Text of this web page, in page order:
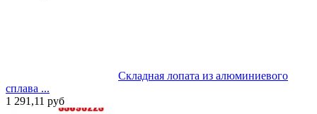
Складная лопата из алюминиевого
сплава ...
1 291,11 руб